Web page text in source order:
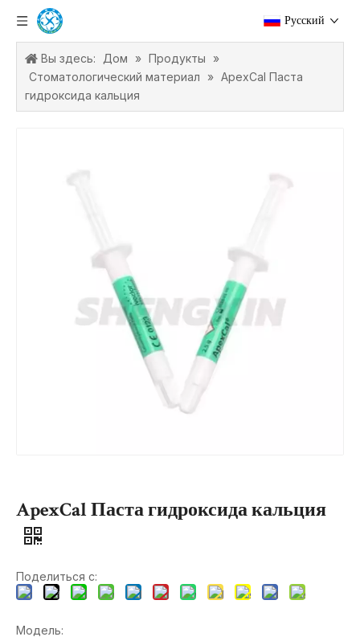
Pусский
Вы здесь: Дом » Продукты
»
Стоматологический материал
» ApexCal Паста
гидроксида кальция
ApexCal Паста гидроксида кальция
Поделиться с:
Модель: